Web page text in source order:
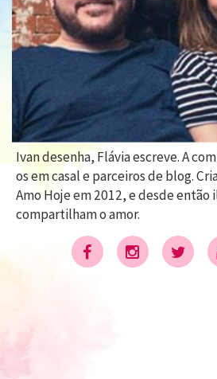
Ivan desenha, Flávia escreve. A
os em casal e parceiros de blog.
Amo Hoje em 2012, e desde
compartilham o amor.